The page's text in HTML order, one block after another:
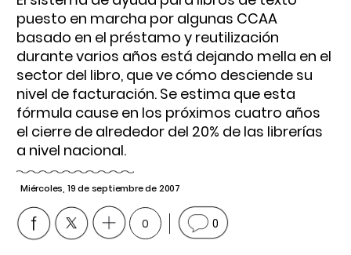
puesto en marcha por algunas CCAA
basado en el préstamo y reutilización
durante varios años está dejando mella en el
sector del libro, que ve cómo desciende su
nivel de facturación. Se estima que esta
fórmula cause en los próximos cuatro años
el cierre de alrededor del 20% de las librerías
a nivel nacional.
Miércoles, 19 de septiembre de 2007
0 0